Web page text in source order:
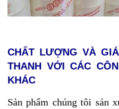
CHẤT LƯỢNG VÀ
THANH VỚI CÁC
KHÁC
Sản phẩm chúng tôi sản